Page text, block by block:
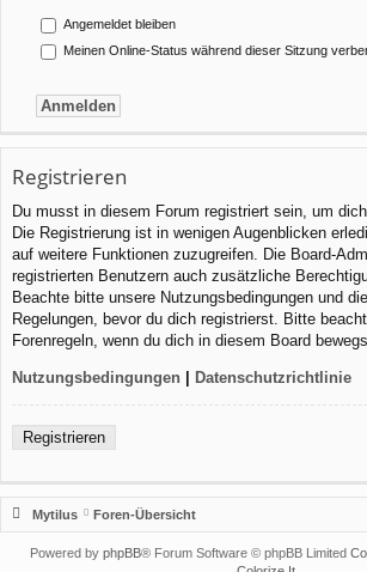
Angemeldet bleiben
Meinen Online-Status während dieser Sitzung
Registrieren
Du musst in diesem Forum registriert sein, um
Die Registrierung ist in wenigen Augenblicken
auf weitere Funktionen zuzugreifen. Die Board-
registrierten Benutzern auch zusätzliche
Beachte bitte unsere Nutzungsbedingungen und
Regelungen, bevor du dich registrierst. Bitte
Forenregeln, wenn du dich in diesem Board
Nutzungsbedingungen | Datenschutzrichtlinie
Registrieren
Mytilus Foren-Übersicht
Powered by phpBB® Forum Software © phpBB Limited